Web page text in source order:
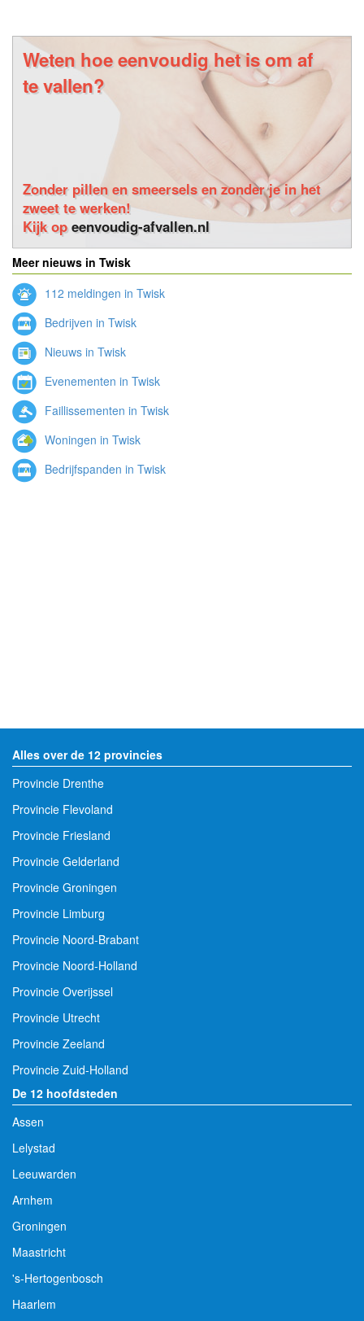
Weten hoe eenvoudig het is om af
te vallen?
Zonder pillen en smeersels en zonder je in het
zweet te werken!
Kijk opeenvoudig-afvallen.nl
Meer nieuws in Twisk
112 meldingen in Twisk
Bedrijven in Twisk
Nieuws in Twisk
Evenementen in Twisk
Faillissementen in Twisk
Woningen in Twisk
Bedrijfspanden in Twisk
Alles over de 12 provincies
Provincie Drenthe
Provincie Flevoland
Provincie Friesland
Provincie Gelderland
Provincie Groningen
Provincie Limburg
Provincie Noord-Brabant
Provincie Noord-Holland
Provincie Overijssel
Provincie Utrecht
Provincie Zeeland
Provincie Zuid-Holland
De 12 hoofdsteden
Assen
Lelystad
Leeuwarden
Arnhem
Groningen
Maastricht
's-Hertogenbosch
Haarlem